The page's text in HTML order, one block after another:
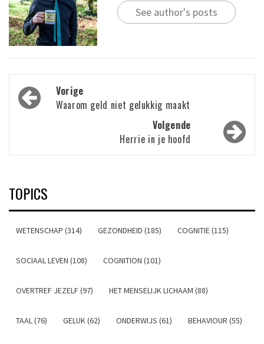
See author's posts
Bericht
navigatie
Vorige
Waarom geld niet gelukkig maakt
Volgende
Herrie in je hoofd
TOPICS
WETENSCHAP (314) GEZONDHEID (185) COGNITIE (115)
SOCIAAL LEVEN (108) COGNITION (101)
OVERTREF JEZELF (97) HET MENSELIJK LICHAAM (88)
TAAL (76) GELUK (62) ONDERWIJS (61) BEHAVIOUR (55)